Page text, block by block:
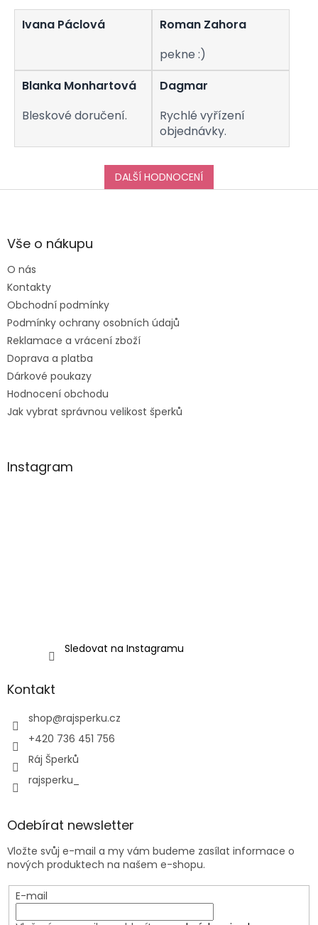
Ivana Páclová
Roman Zahora
pekne :)
Blanka Monhartová
Bleskové doručení.
Dagmar
Rychlé vyřízení
objednávky.
DALŠÍ HODNOCENÍ
Z
aVše o nákupu
O nás
Kontakty
Obchodní podmínky
Podmínky ochrany osobních údajů
Reklamace a vrácení zboží
Doprava a platba
Dárkové poukazy
Hodnocení obchodu
Jak vybrat správnou velikost šperků
Instagram
Sledovat na Instagramu
Kontakt
shop@rajsperku.cz
+420 736 451 756
Ráj Šperků
rajsperku_
Odebírat newsletter
Vložte svůj e-mail a my vám budeme zasílat informace o
nových produktech na našem e-shopu.
E-mail